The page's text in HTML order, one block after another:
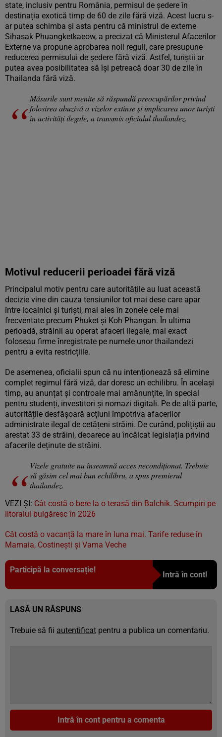
state, inclusiv pentru România, permisul de ședere în
destinația exotică timp de 60 de zile fără viză. Acest lucru s-
ar putea schimba și asta pentru că ministrul de externe
Sihasak Phuangketkaeow, a precizat că Ministerul Afacerilor
Externe va propune aprobarea noii reguli, care presupune
reducerea permisului de ședere fără viză. Astfel, turiștii ar
putea avea posibilitatea să își petreacă doar 30 de zile în
Thailanda fără viză.
Măsurile sunt menite să răspundă preocupărilor privind
folosirea abuzivă a vizelor extinse și implicarea unor turiști
în activități ilegale, a transmis oficialul thailandez.
Motivul reducerii perioadei fără viză
Principalul motiv pentru care autoritățile au luat această
decizie vine din cauza tensiunilor tot mai dese care apar
între localnici și turiști, mai ales în zonele cele mai
frecventate precum Phuket și Koh Phangan. În ultima
perioadă, străinii au operat afaceri ilegale, mai exact
foloseau firme înregistrate pe numele unor thailandezi
pentru a evita restricțiile.
De asemenea, oficialii spun că nu intenționează să elimine
complet regimul fără viză, dar doresc un echilibru. În același
timp, au anunțat și controale mai amănunțite, în special
pentru studenți, investitori și nomazi digitali. Pe de altă parte,
autoritățile desfășoară acțiuni împotriva afacerilor
administrate ilegal de cetățeni străini. De curând, polițiștii au
arestat 33 de străini, deoarece au încălcat legislația privind
afacerile deținute de străini.
Vizele gratuite nu înseamnă acces necondiționat. Trebuie
să găsim cel mai bun echilibru, a spus premierul
thailandez.
VEZI ȘI: Cât costă o bere la o terasă din Balchik. Scumpiri pe
litoralul bulgăresc în 2026
Cât costă o vacanță la mare în luna mai. Tarife reduse în
Mamaia, Costinești și Vama Veche
Participă la conversație!
Intră în cont!
LASĂ UN RĂSPUNS
Trebuie să fii autentificat pentru a publica un comentariu.
Intră în cont pentru a comenta